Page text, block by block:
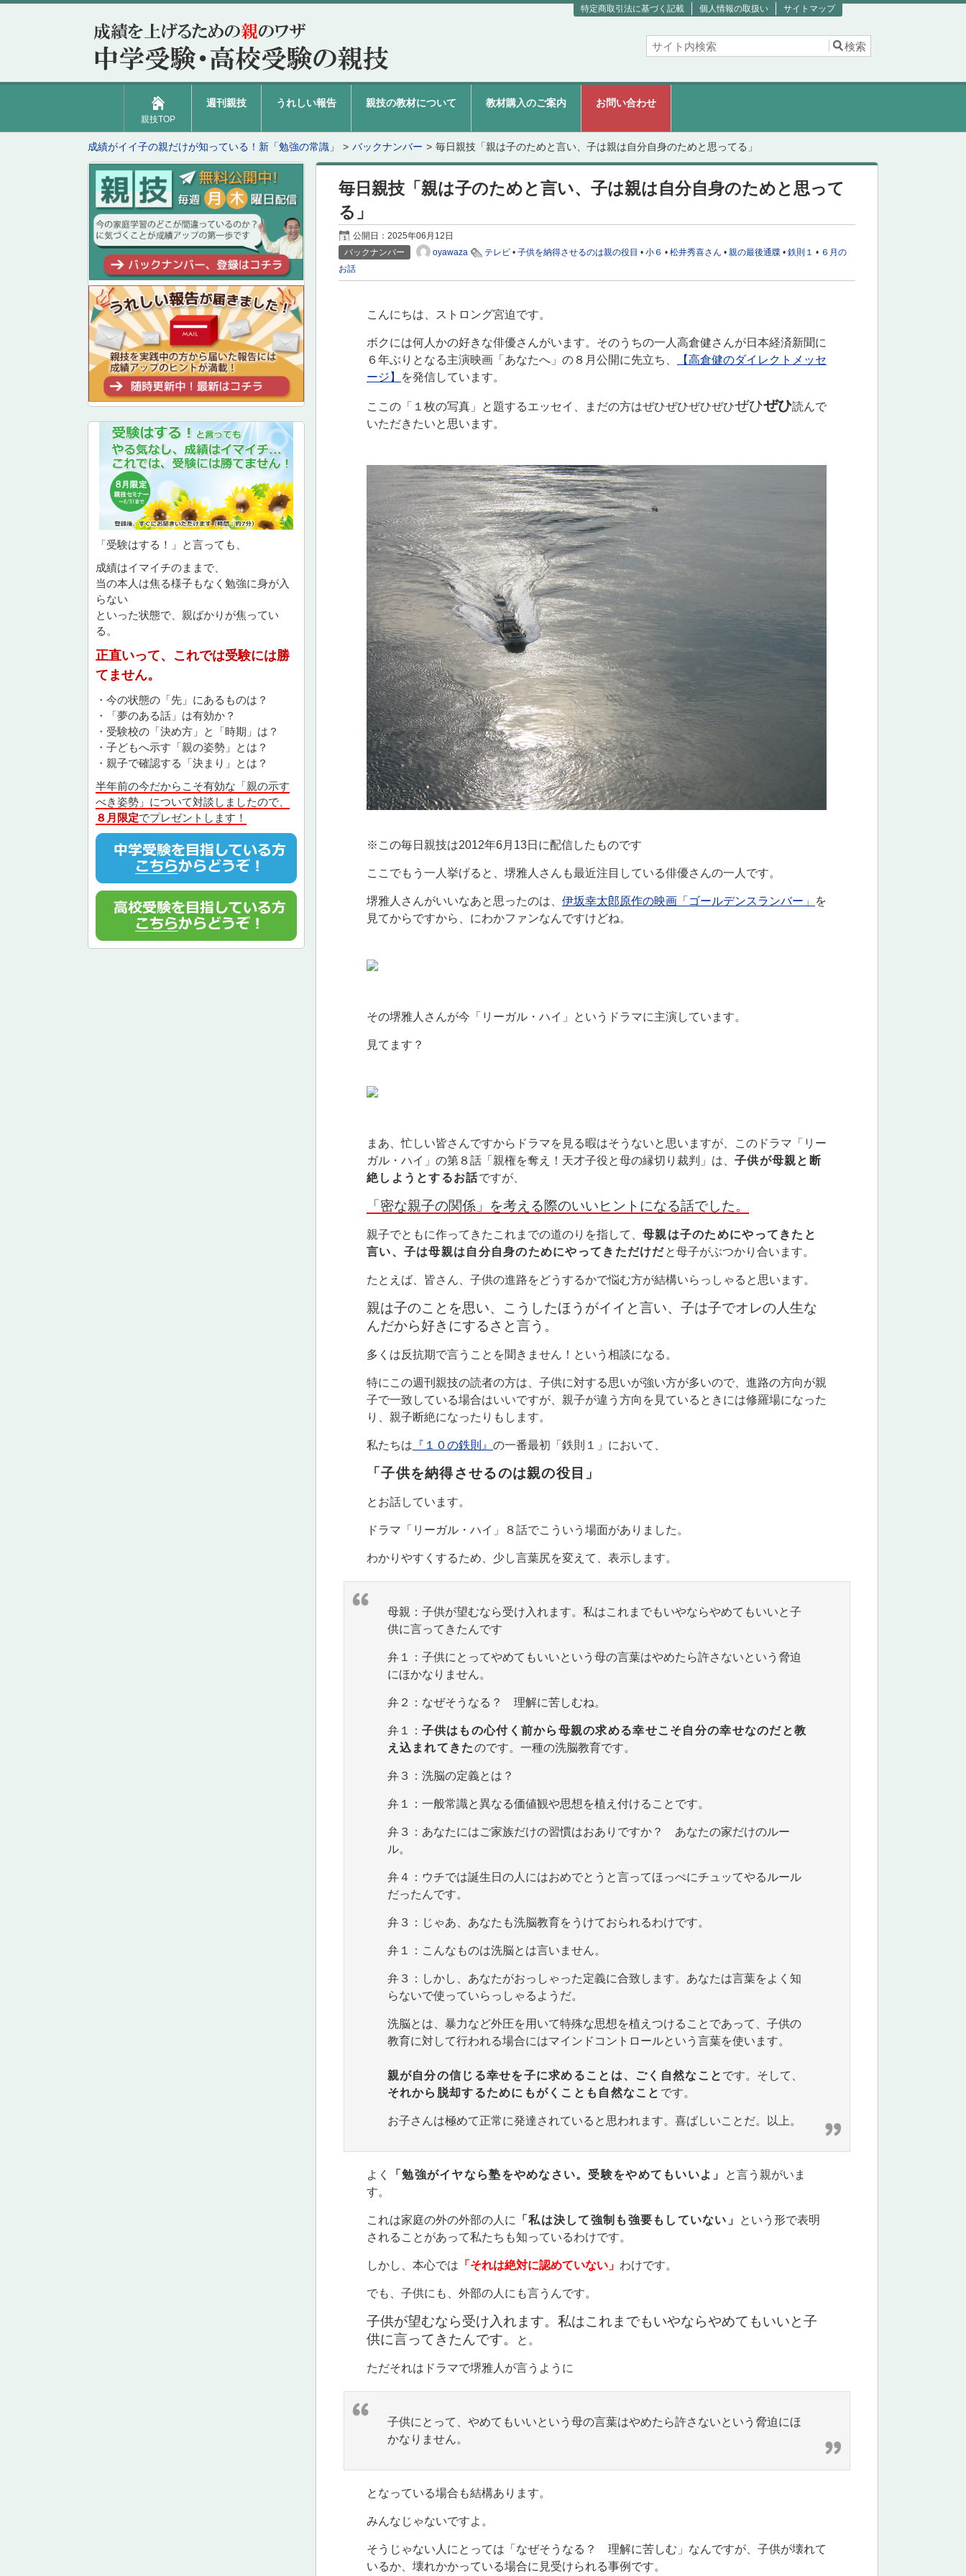
サイトマップ
個人情報の取扱い
特定商取引法に基づく記載
親技TOP
週刊親技 うれしい報告 親技の教材について 教材購入のご案内 お問い合わせ
成績がイイ子の親だけが知っている！新「勉強の常識」 バックナンバー 毎日親技「親は子のためと言い、子は親は自分自身のためと思ってる」
毎日親技「親は子のためと言い、子は親は自分自身のためと思って
る」
公開日：2025年06月12日
バックナンバー
oyawaza テレビ •子供を納得させるのは親の役目 •小６ •松井秀喜さん •親の最後通牒 •鉄則１ • ６月の
お話
こんにちは、ストロング宮迫です。
ボクには何人かの好きな俳優さんがいます。そのうちの一人高倉健さんが日本経済新聞に
６年ぶりとなる主演映画「あなたへ」の８月公開に先立ち、
【高倉健のダイレクトメッセ
ージ】
を発信しています。
ここの「１枚の写真」と題するエッセイ、まだの方はぜひぜひぜひぜひぜひぜひ読んで
いただきたいと思います。
※この毎日親技は2012年6月13日に配信したものです
ここでもう一人挙げると、堺雅人さんも最近注目している俳優さんの一人です。
堺雅人さんがいいなあと思ったのは、 伊坂幸太郎原作の映画「ゴールデンスランバー」
を
見てからですから、にわかファンなんですけどね。
その堺雅人さんが今「リーガル・ハイ」というドラマに主演しています。
見てます？
まあ、忙しい皆さんですからドラマを見る暇はそうないと思いますが、このドラマ「リー
ガル・ハイ」の第８話「親権を奪え！天才子役と母の縁切り裁判」は、 子供が母親と断
絶しようとするお話ですが、
「密な親子の関係」を考える際のいいヒントになる話でした。
親子でともに作ってきたこれまでの道のりを指して、 母親は子のためにやってきたと
言い、子は母親は自分自身のためにやってきただけだと母子がぶつかり合います。
たとえば、皆さん、子供の進路をどうするかで悩む方が結構いらっしゃると思います。
親は子のことを思い、こうしたほうがイイと言い、子は子でオレの人生な
んだから好きにするさと言う。
多くは反抗期で言うことを聞きません！という相談になる。
特にこの週刊親技の読者の方は、子供に対する思いが強い方が多いので、進路の方向が親
子で一致している場合はいいですが、親子が違う方向を見ているときには修羅場になった
り、親子断絶になったりもします。
私たちは 『１０の鉄則』 の一番最初「鉄則１」において、
「子供を納得させるのは親の役目」
とお話しています。
ドラマ「リーガル・ハイ」８話でこういう場面がありました。
わかりやすくするため、少し言葉尻を変えて、表示します。
母親：子供が望むなら受け入れます。私はこれまでもいやならやめてもいいと子
供に言ってきたんです
弁１：子供にとってやめてもいいという母の言葉はやめたら許さないという脅迫
にほかなりません。
弁２：なぜそうなる？ 理解に苦しむね。
弁１： 子供はもの心付く前から母親の求める幸せこそ自分の幸せなのだと教
え込まれてきたのです。一種の洗脳教育です。
弁３：洗脳の定義とは？
弁１：一般常識と異なる価値観や思想を植え付けることです。
弁３：あなたにはご家族だけの習慣はおありですか？ あなたの家だけのルー
ル。
弁４：ウチでは誕生日の人にはおめでとうと言ってほっぺにチュッてやるルール
だったんです。
弁３：じゃあ、あなたも洗脳教育をうけておられるわけです。
弁１：こんなものは洗脳とは言いません。
弁３：しかし、あなたがおっしゃった定義に合致します。あなたは言葉をよく知
らないで使っていらっしゃるようだ。
洗脳とは、暴力など外圧を用いて特殊な思想を植えつけることであって、子供の
教育に対して行われる場合にはマインドコントロールという言葉を使います。
親が自分の信じる幸せを子に求めることは、ごく自然なこと です。そして、
それから脱却するためにもがくことも自然なこと です。
お子さんは極めて正常に発達されていると思われます。喜ばしいことだ。以上。
よく 「勉強がイヤなら塾をやめなさい。受験をやめてもいいよ」
と言う親がいま
す。
これは家庭の外の外部の人に 「私は決して強制も強要もしていない」
という形で表明
されることがあって私たちも知っているわけです。
しかし、本心では 「それは絶対に認めていない」 わけです。
でも、子供にも、外部の人にも言うんです。
子供が望むなら受け入れます。私はこれまでもいやならやめてもいいと子
供に言ってきたんです。
と。
ただそれはドラマで堺雅人が言うように
子供にとって、やめてもいいという母の言葉はやめたら許さないという脅迫にほ
かなりません。
となっている場合も結構あります。
みんなじゃないですよ。
そうじゃない人にとっては「なぜそうなる？ 理解に苦しむ」なんですが、子供が壊れて
いるか、壊れかかっている場合に見受けられる事例です。
「受験はする！」と言っても、
成績はイマイチのままで、
当の本人は焦る様子もなく勉強に身が入
らない
といった状態で、親ばかりが焦ってい
る。
正直いって、これでは受験には勝
てません。
・今の状態の「先」にあるものは？
・「夢のある話」は有効か？
・受験校の「決め方」と「時期」は？
・子どもへ示す「親の姿勢」とは？
・親子で確認する「決まり」とは？
半年前の今だからこそ有効な「親の示す
べき姿勢」について対談しましたので、
８月限定でプレゼントします！